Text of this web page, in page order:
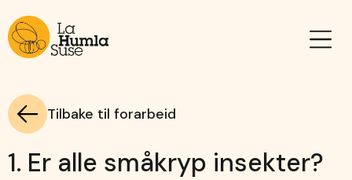
Tilbake til forarbeid
1. Er alle småkryp insekter?